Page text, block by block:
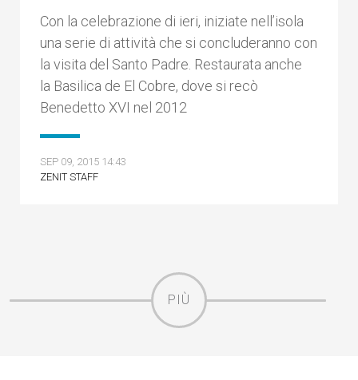
Con la celebrazione di ieri, iniziate nell’isola
una serie di attività che si concluderanno con
la visita del Santo Padre. Restaurata anche
la Basilica de El Cobre, dove si recò
Benedetto XVI nel 2012
SEP 09, 2015 14:43
ZENIT STAFF
PIÙ